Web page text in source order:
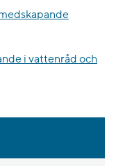
i vattenråd och